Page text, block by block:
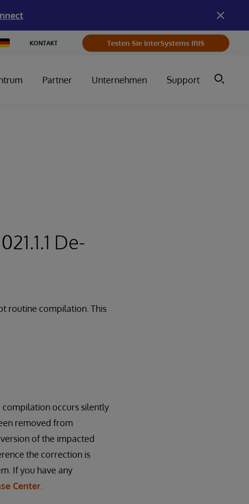
KONTAKT Testen Sie InterSystems IRIS
Partner Unternehmen Support
De-
routine compilation. This
compilation occurs silently
removed from
of the impacted
the correction is
If you have any
Center